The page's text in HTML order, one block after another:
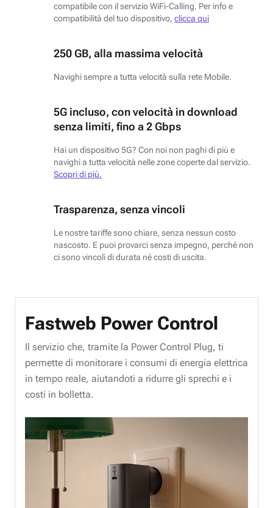
compatibile con il servizio WiFi-Calling. Per info e
compatibilità del tuo dispositivo, clicca qui
250 GB, alla massima velocità
Navighi sempre a tutta velocità sulla rete Mobile.
5G incluso, con velocità in download
senza limiti, fino a 2 Gbps
Hai un dispositivo 5G? Con noi non paghi di più e
navighi a tutta velocità nelle zone coperte dal servizio.
Scopri di più.
Trasparenza, senza vincoli
Le nostre tariffe sono chiare, senza nessun costo
nascosto. E puoi provarci senza impegno, perché non
ci sono vincoli di durata né costi di uscita.
Fastweb Power Control
Il servizio che, tramite la Power Control Plug, ti
permette di monitorare i consumi di energia elettrica
in tempo reale, aiutandoti a ridurre gli sprechi e i
costi in bolletta.